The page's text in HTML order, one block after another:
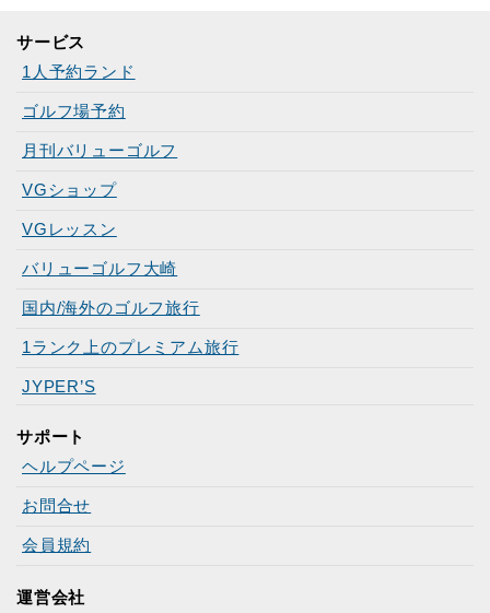
サービス
1人予約ランド
ゴルフ場予約
月刊バリューゴルフ
VGショップ
VGレッスン
バリューゴルフ大崎
国内/海外のゴルフ旅行
1ランク上のプレミアム旅行
JYPER’S
サポート
ヘルプページ
お問合せ
会員規約
運営会社